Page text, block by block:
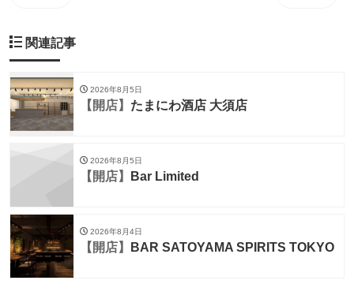
関連記事
2026年8月5日
【開店】 たまにわ酒店 大須店
2026年8月5日
【開店】 Bar Limited
2026年8月4日
【開店】 BAR SATOYAMA SPIRITS TOKYO